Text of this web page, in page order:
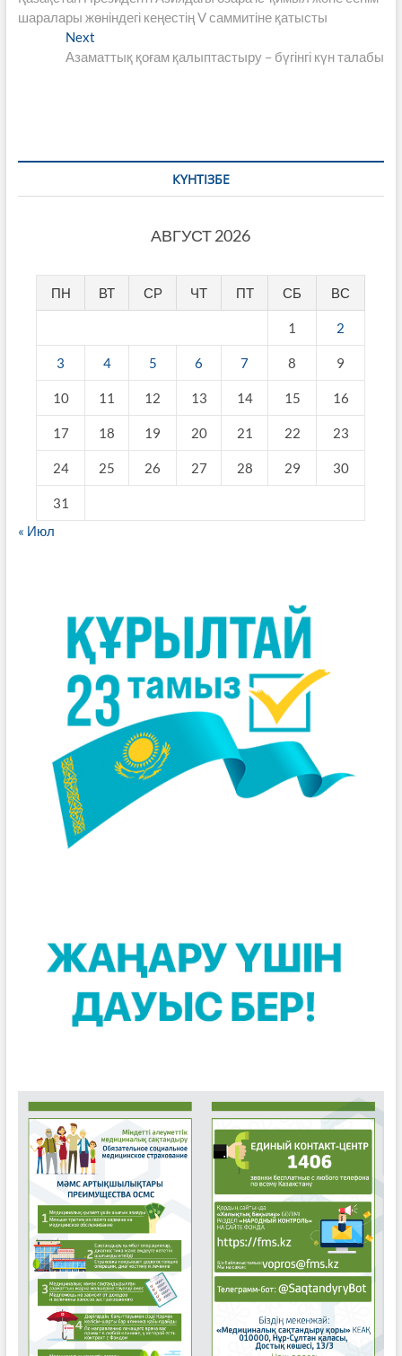
по
записям
шаралары жөніндегі кеңестің V саммитіне қатысты
Next
post:
Азаматтық қоғам қалыптастыру – бүгінгі күн талабы
КҮНТІЗБЕ
АВГУСТ 2026
ПН ВТ СР ЧТ ПТ СБ ВС
1 2
3 4 5 6 7 8 9
10 11 12 13 14 15 16
17 18 19 20 21 22 23
24 25 26 27 28 29 30
31
« Июл